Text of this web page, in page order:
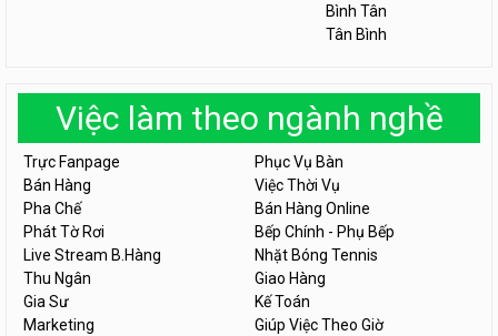
Bình Tân
Tân Bình
Việc làm theo ngành nghề
Trực Fanpage
Phục Vụ Bàn
Bán Hàng
Việc Thời Vụ
Pha Chế
Bán Hàng Online
Phát Tờ Rơi
Bếp Chính - Phụ Bếp
Live Stream B.Hàng
Nhặt Bóng Tennis
Thu Ngân
Giao Hàng
Gia Sư
Kế Toán
Marketing
Giúp Việc Theo Giờ